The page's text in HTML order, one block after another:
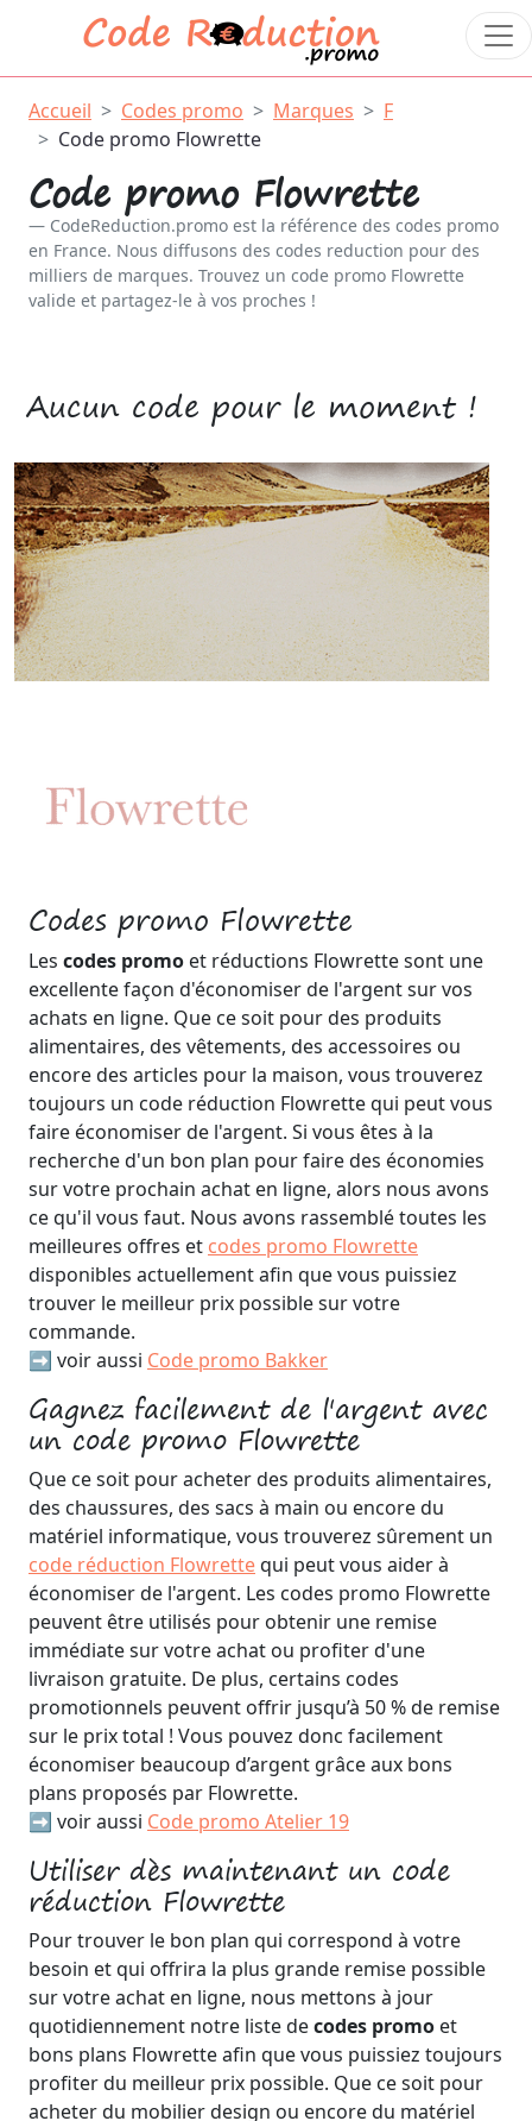
Accueil Codes promo Marques
F
Code promo Flowrette
Code promo Flowrette
CodeReduction.promo est la référence des codes promo
en France. Nous diffusons des codes reduction pour des
milliers de marques. Trouvez un code promo Flowrette
valide et partagez-le à vos proches !
Codes promo Flowrette
Les codes promo et réductions Flowrette sont une
excellente façon d'économiser de l'argent sur vos
achats en ligne. Que ce soit pour des produits
alimentaires, des vêtements, des accessoires ou
encore des articles pour la maison, vous trouverez
toujours un code réduction Flowrette qui peut vous
faire économiser de l'argent. Si vous êtes à la
recherche d'un bon plan pour faire des économies
sur votre prochain achat en ligne, alors nous avons
ce qu'il vous faut. Nous avons rassemblé toutes les
meilleures offres et codes promo Flowrette
disponibles actuellement afin que vous puissiez
trouver le meilleur prix possible sur votre
commande.
➡️ voir aussi Code promo Bakker
Gagnez facilement de l'argent avec
un code promo Flowrette
Que ce soit pour acheter des produits alimentaires,
des chaussures, des sacs à main ou encore du
matériel informatique, vous trouverez sûrement un
code réduction Flowrettequi peut vous aider à
économiser de l'argent. Les codes promo Flowrette
peuvent être utilisés pour obtenir une remise
immédiate sur votre achat ou profiter d'une
livraison gratuite. De plus, certains codes
promotionnels peuvent offrir jusqu’à 50 % de remise
sur le prix total ! Vous pouvez donc facilement
économiser beaucoup d’argent grâce aux bons
plans proposés par Flowrette.
➡️ voir aussi Code promo Atelier 19
Utiliser dès maintenant un code
réduction Flowrette
Pour trouver le bon plan qui correspond à votre
besoin et qui offrira la plus grande remise possible
sur votre achat en ligne, nous mettons à jour
quotidiennement notre liste decodes promo et
bons plans Flowrette afin que vous puissiez toujours
profiter du meilleur prix possible. Que ce soit pour
acheter du mobilier design ou encore du matériel
Aucun code pour le moment !